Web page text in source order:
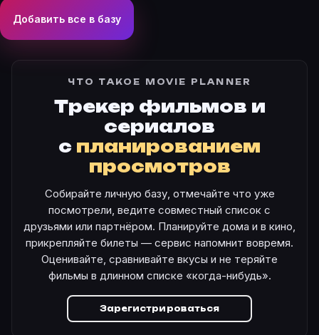
Добавить все в базу
ЧТО ТАКОЕ MOVIE PLANNER
Трекер фильмов и
сериалов
с планированием
просмотров
Собирайте личную базу, отмечайте что уже
посмотрели, ведите совместный список с
друзьями или партнёром. Планируйте дома и в кино,
прикрепляйте билеты — сервис напомнит вовремя.
Оценивайте, сравнивайте вкусы и не теряйте
фильмы в длинном списке «когда-нибудь».
Зарегистрироваться